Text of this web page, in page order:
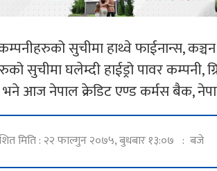
सुचीमा हाथ्वे फाईनान्स,
सुचीमा घलेम्दी हाईड्रो पावर
भने आज नेपाल क्रेडिट एण्ड कर्मस बैक,
मिति : २२ फाल्गुन २०७५, बुधबार १३:०७ : बजे